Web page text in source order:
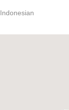
Indonesian